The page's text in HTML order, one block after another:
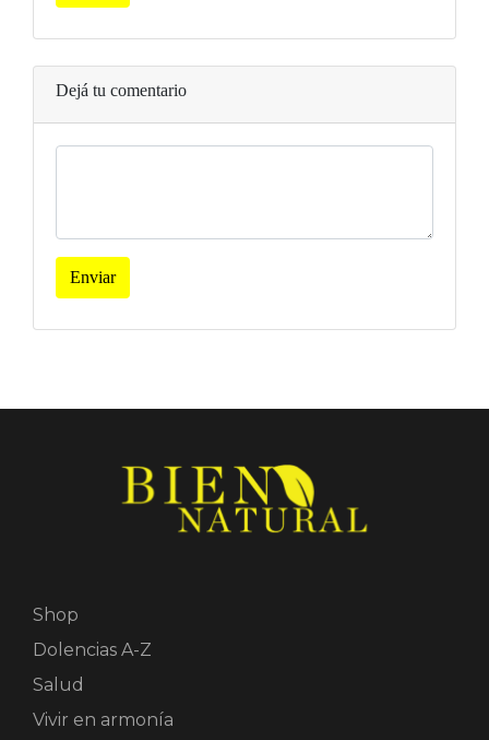
Dejá tu comentario
Enviar
Shop
Dolencias A-Z
Salud
Vivir en armonía